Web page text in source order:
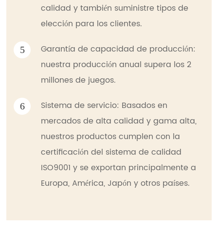
calidad y también suministre tipos de
elección para los clientes.
5
Garantía de capacidad de producción:
nuestra producción anual supera los 2
millones de juegos.
6
Sistema de servicio: Basados ​​en
mercados de alta calidad y gama alta,
nuestros productos cumplen con la
certificación del sistema de calidad
ISO9001 y se exportan principalmente a
Europa, América, Japón y otros países.